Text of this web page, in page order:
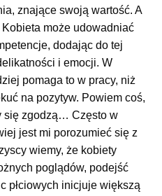
znające swoją wartość. A
może udowadniać
dodając do tej
i emocji. W
pomaga to w pracy, niż
na pozytyw. Powiem coś,
się zgodzą… Często w
jest mi porozumieć się z
wiemy, że kobiety
poglądów, podejść
płciowych inicjuje większą